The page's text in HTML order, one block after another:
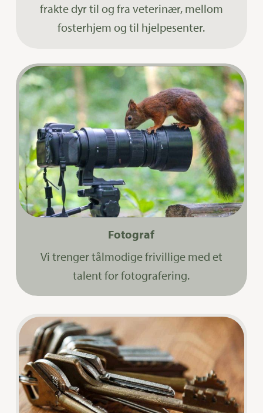
frakte dyr til og fra veterinær, mellom
fosterhjem og til hjelpesenter.
Fotograf
Vi trenger tålmodige frivillige med et
talent for fotografering.